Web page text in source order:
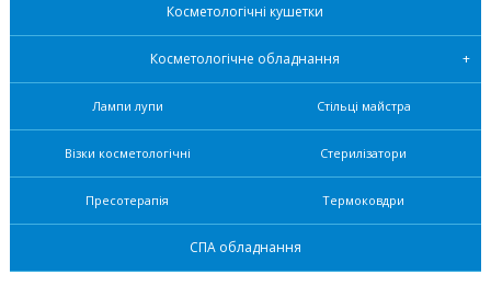
Косметологічні кушетки
Косметологічне обладнання
Лампи лупи Стільці майстра
Візки косметологічні Стерилізатори
Пресотерапія Термоковдри
СПА обладнання